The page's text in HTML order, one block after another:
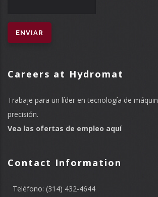
Careers at Hydromat
Trabaje para un líder en tecnología de
precisión.
Vea las ofertas de empleo aquí
Contact Information
Teléfono: (314) 432-4644